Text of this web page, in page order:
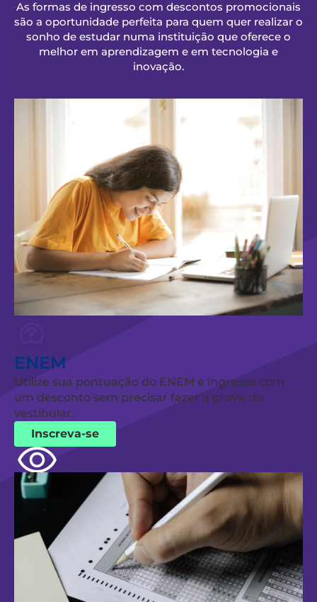
As formas de ingresso com descontos promocionais
são a oportunidade perfeita para quem quer realizar o
sonho de estudar numa instituição que oferece o
melhor em aprendizagem e em tecnologia e
inovação.
ENEM
Utilize sua pontuação do ENEM e ingresse com
um desconto sem precisar fazer a prova do
vestibular.
Inscreva-se